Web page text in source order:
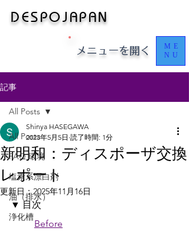
​​​​DESPOJAPAN
​メニューを開く
ME
NU
記事
All Posts
FAQ 環境
塩素系漂白剤
油（排水）
浄化槽
All Posts
新明和：ディスポーザ交換
レポート
Shinya HASEGAWA
2023年5月5日 読了時間: 1分
更新日：2025年11月16日
▼ 目次
Before